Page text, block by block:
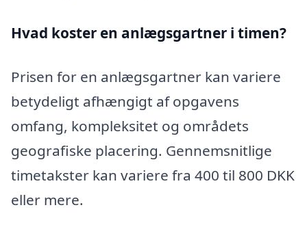
Hvad koster en anlægsgartner i timen?
Prisen for en anlægsgartner kan variere
betydeligt afhængigt af opgavens
omfang, kompleksitet og områdets
geografiske placering. Gennemsnitlige
timetakster kan variere fra 400 til 800 DKK
eller mere.